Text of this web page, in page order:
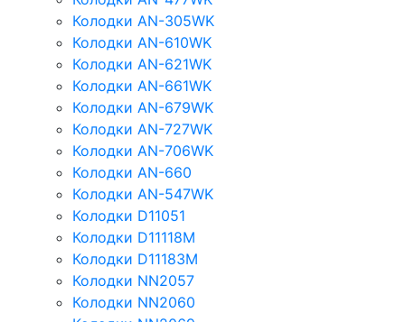
Колодки AN-305WK
Колодки AN-610WK
Колодки AN-621WK
Колодки AN-661WK
Колодки AN-679WK
Колодки AN-727WK
Колодки AN-706WK
Колодки AN-660
Колодки AN-547WK
Колодки D11051
Колодки D11118M
Колодки D11183M
Колодки NN2057
Колодки NN2060